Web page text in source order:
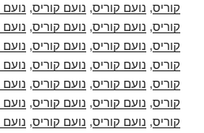
קוריס, נועם קוריס, נועם קוריס, נועם
קוריס, נועם קוריס, נועם קוריס, נועם
קוריס, נועם קוריס, נועם קוריס, נועם
קוריס, נועם קוריס, נועם קוריס, נועם
קוריס, נועם קוריס, נועם קוריס, נועם
קוריס, נועם קוריס, נועם קוריס, נועם
קוריס, נועם קוריס, נועם קוריס, נועם